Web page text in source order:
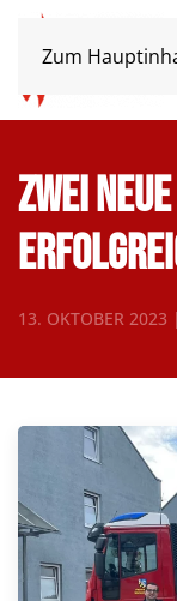
Zum
Zwei
13. OKTOBER 2023 |